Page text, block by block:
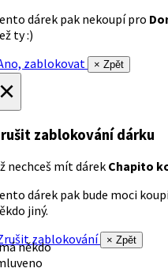
dárek pak nekoupí pro
ty :)
zablokovat
× Zpět
zablokování dárku
nechceš mít dárek Chapito
dárek pak bude moci
jiný.
zablokování
× Zpět
někdo